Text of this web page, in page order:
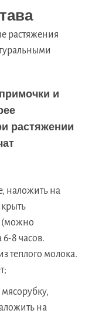
растяжения
и
растяжении
наложить на
(можно
8 часов.
теплого молока.
мясорубку,
на